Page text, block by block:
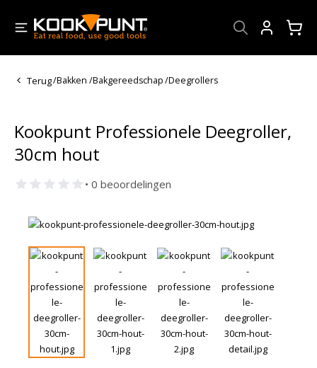
Terug/Bakken /Bakgereedschap/Deegrollers
Kookpunt Professionele Deegroller,
30cm hout
• 0 beoordelingen